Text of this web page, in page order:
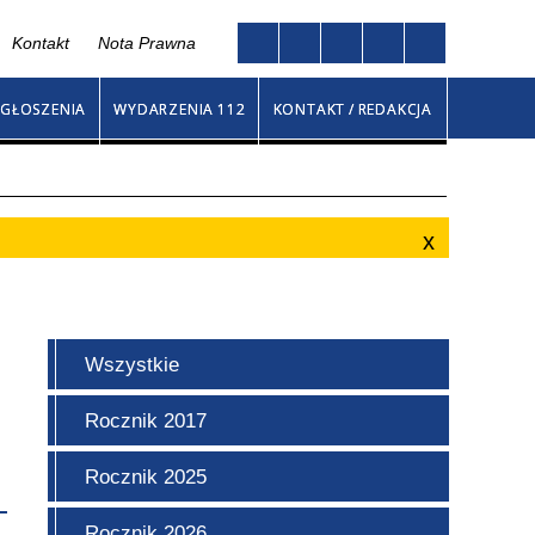
Kontakt Nota Prawna
WYDARZENIA 112 KONTAKT / REDAKCJA
Wszystkie
Rocznik 2017
Rocznik 2025